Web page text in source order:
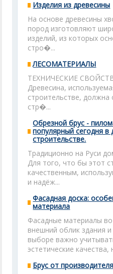
Изделия из древесины
На основе древесины
пород изготовляют
изделий, из которых
стро�...
ЛЕСОМАТЕРИАЛЫ
ТЕХНИЧЕСКИЕ
Древесина,
строительстве,
стр�...
Обрезной брус -
популярный сегодня в
строительстве.
Традиционно на Руси
Для того, что бы этот
качественным,
и надёж...
Фасадная доска:
материала
Фасадные материалы
внешний облик здания
выборе важно
эстетические качества,
Брус от производителя